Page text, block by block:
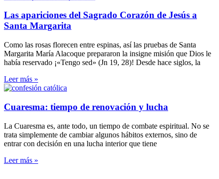
Las apariciones del Sagrado Corazón de Jesús a
Santa Margarita
Como las rosas florecen entre espinas, así las pruebas de Santa
Margarita María Alacoque prepararon la insigne misión que Dios le
había reservado ¡«Tengo sed» (Jn 19, 28)! Desde hace siglos, la
Leer más »
Cuaresma: tiempo de renovación y lucha
La Cuaresma es, ante todo, un tiempo de combate espiritual. No se
trata simplemente de cambiar algunos hábitos externos, sino de
entrar con decisión en una lucha interior que tiene
Leer más »